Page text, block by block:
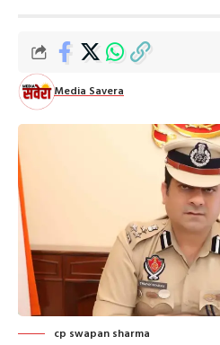
Media Savera
cp swapan sharma